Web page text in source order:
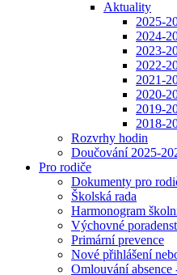
Aktuality
2025-
2024-
2023-
2022-
2021-
2020-
2019-
2018-
Rozvrhy hodin
Doučování 2025-
Pro rodiče
Dokumenty pro
Školská rada
Harmonogram
Výchovné
Primární prevence
Nové přihlášení
Omlouvání absence